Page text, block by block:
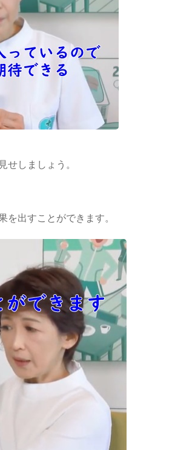
せしましょう。
を出すことができます。